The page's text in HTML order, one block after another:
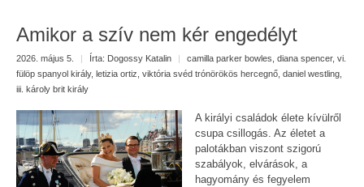
Amikor a szív nem kér engedélyt
2026. május 5. | Írta: Dogossy Katalin | camilla parker bowles diana spencer, vi.
fülöp spanyol király, letizia ortiz viktória svéd trónörökös hercegnő daniel westling
iii. károly brit király
A királyi családok élete kívülről
csupa csillogás. Az életet a
palotákban viszont szigorú
szabályok, elvárások, a
hagyomány és fegyelem